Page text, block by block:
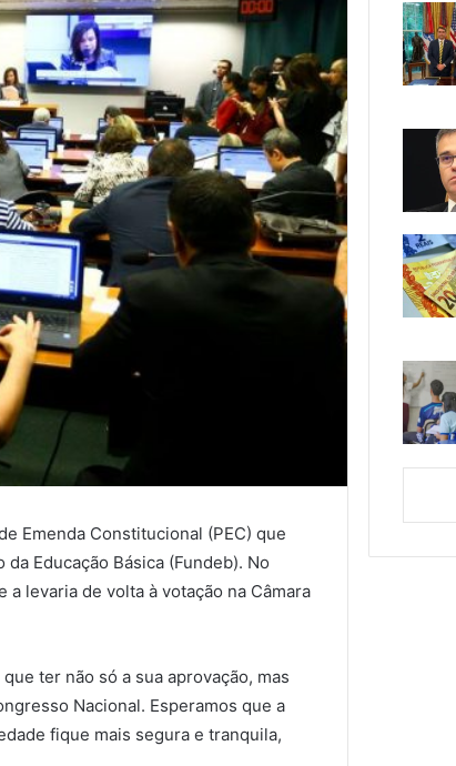
Emenda Constitucional (PEC) que
Educação Básica (Fundeb). No
levaria de volta à votação na Câmara
ter não só a sua aprovação, mas
Nacional. Esperamos que a
fique mais segura e tranquila,